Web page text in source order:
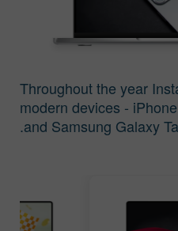
Throughout the year
modern devices -
and Samsung Galaxy